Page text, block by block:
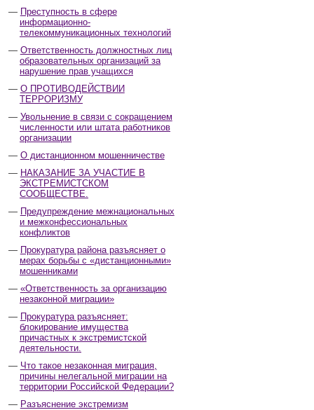
Преступность в сфере
информационно-
телекоммуникационных технологий
Ответственность должностных лиц
образовательных организаций за
нарушение прав учащихся
О ПРОТИВОДЕЙСТВИИ
ТЕРРОРИЗМУ
Увольнение в связи с сокращением
численности или штата работников
организации
О дистанционном мошенничестве
НАКАЗАНИЕ ЗА УЧАСТИЕ В
ЭКСТРЕМИСТСКОМ
СООБЩЕСТВЕ.
Предупреждение межнациональных
и межконфессиональных
конфликтов
Прокуратура района разъясняет о
мерах борьбы с «дистанционными»
мошенниками
«Ответственность за организацию
незаконной миграции»
Прокуратура разъясняет:
блокирование имущества
причастных к экстремистской
деятельности.
Что такое незаконная миграция,
причины нелегальной миграции на
территории Российской Федерации?
Разъяснение экстремизм